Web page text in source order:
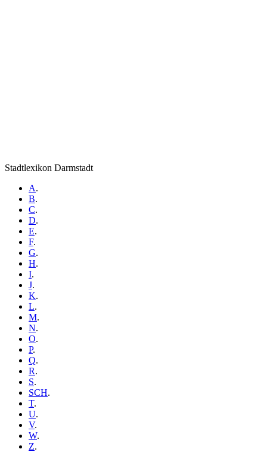
Stadtlexikon Darmstadt
A.
B.
C.
D.
E.
F.
G.
H.
I.
J.
K.
L.
M.
N.
O.
P.
Q.
R.
S.
SCH.
T.
U.
V.
W.
Z.